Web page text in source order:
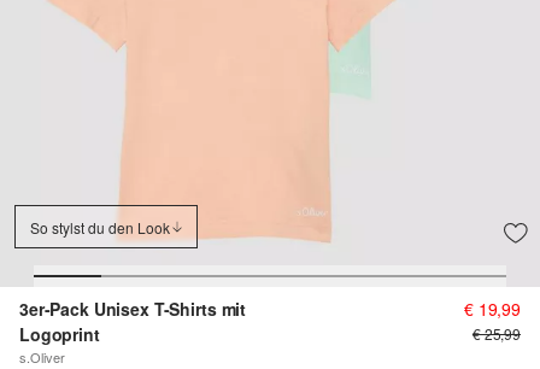
So stylst du den Look
3er-Pack Unisex T-Shirts mit
Logoprint
s.Oliver
€ 19,99
€ 25,99